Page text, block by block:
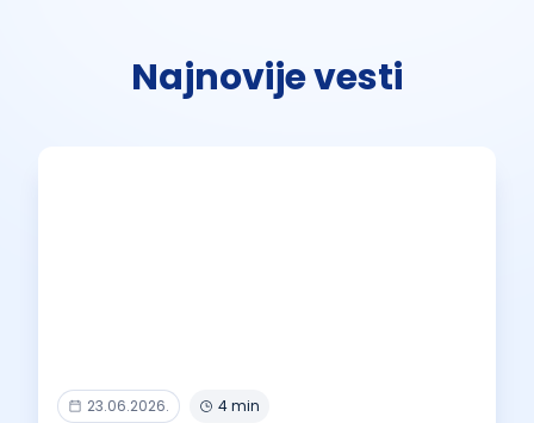
Najnovije vesti
23.06.2026. 4 min